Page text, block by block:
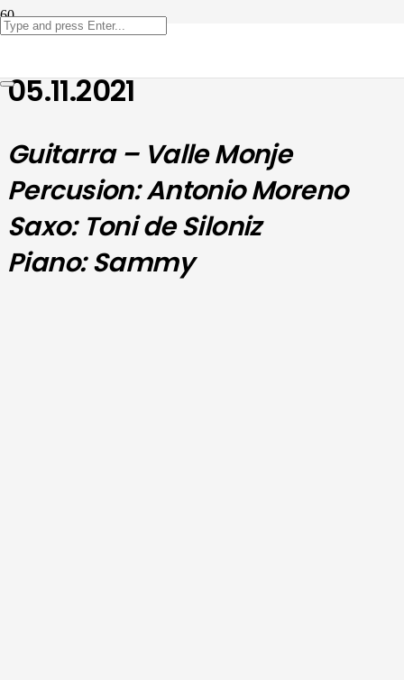
05.11.2021
Guitarra – Valle Monje
Percusion:Antonio Moreno
Saxo: Toni de Siloniz
Piano:Sammy